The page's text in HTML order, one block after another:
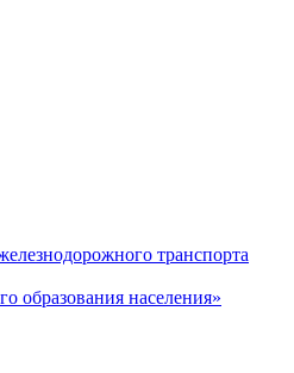
транспорта
образования населения»